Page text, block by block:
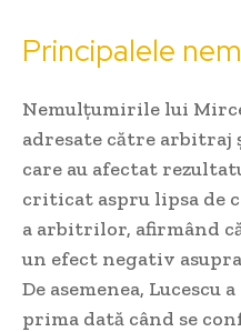
Principalele
Nemulțumirile lui
adresate către
care au afectat
criticat aspru lipsa de
a arbitrilor, afirmând
un efect negativ
De asemenea, Lucescu
prima dată când se